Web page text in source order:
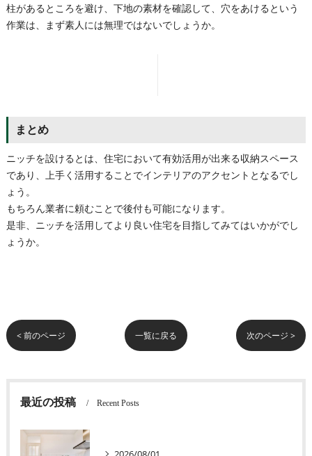
柱があるところを避け、下地の素材を確認して、穴をあけるという
作業は、まず素人には無理ではないでしょうか。
まとめ
ニッチを設けるとは、住宅において有効活用が出来る収納スペース
であり、上手く活用することでインテリアのアクセントとなるでし
ょう。
もちろん業者に頼むことで後付も可能になります。
是非、ニッチを活用してより良い住宅を目指してみてはいかがでし
ょうか。
< 前のページ 一覧に戻る 次のページ >
最近の投稿 Recent Posts